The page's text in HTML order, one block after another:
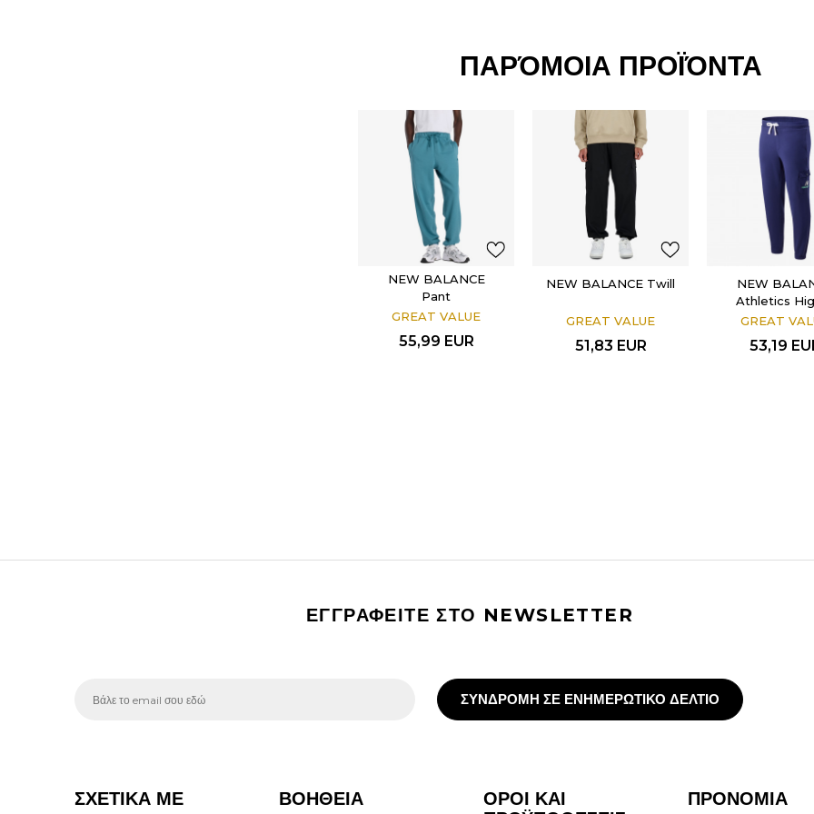
ΠΑΡΌΜΟΙΑ ΠΡΟΪΌΝΤΑ
NEW BALANCE
Pant
GREAT VALUE
55,99 EUR
NEW BALANCE Twill
GREAT VALUE
51,83 EUR
NEW
Athletics
Learning
GREAT
53,19
ΕΓΓΡΑΦΕΙΤΕ ΣΤΟ NEWSLETTER
ΣΥΝΔΡΟΜΗ ΣΕ ΕΝΗΜΕΡΩΤΙΚΟ ΔΕΛΤΙΟ
ΣΧΕΤΙΚΑ ΜΕ ΒΟΗΘΕΙΑ
ΟΡΟΙ ΚΑΙ
ΠΡΟΝΟΜΙΑ